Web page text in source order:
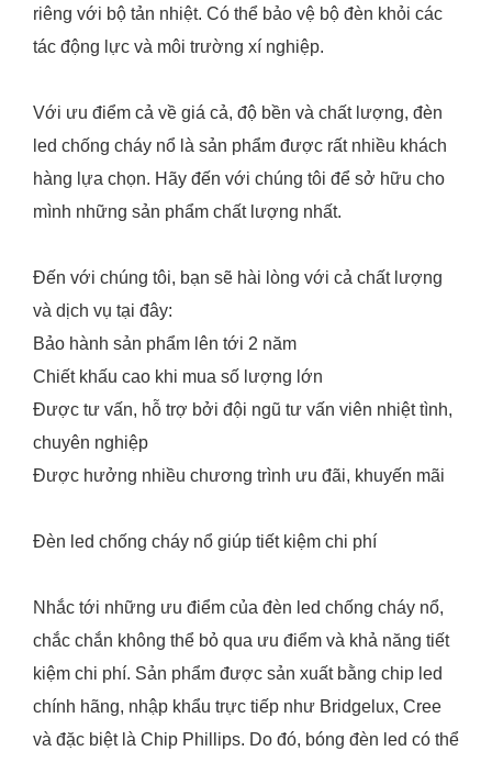
riêng với bộ tản nhiệt. Có thể bảo vệ bộ đèn khỏi các
tác động lực và môi trường xí nghiệp.
Với ưu điểm cả về giá cả, độ bền và chất lượng, đèn
led chống cháy nổ là sản phẩm được rất nhiều khách
hàng lựa chọn. Hãy đến với chúng tôi để sở hữu cho
mình những sản phẩm chất lượng nhất.
Đến với chúng tôi, bạn sẽ hài lòng với cả chất lượng
và dịch vụ tại đây:
Bảo hành sản phẩm lên tới 2 năm
Chiết khấu cao khi mua số lượng lớn
Được tư vấn, hỗ trợ bởi đội ngũ tư vấn viên nhiệt tình,
chuyên nghiệp
Được hưởng nhiều chương trình ưu đãi, khuyến mãi
Đèn led chống cháy nổ giúp tiết kiệm chi phí
Nhắc tới những ưu điểm của đèn led chống cháy nổ,
chắc chắn không thể bỏ qua ưu điểm và khả năng tiết
kiệm chi phí. Sản phẩm được sản xuất bằng chip led
chính hãng, nhập khẩu trực tiếp như Bridgelux, Cree
và đặc biệt là Chip Phillips. Do đó, bóng đèn led có thể